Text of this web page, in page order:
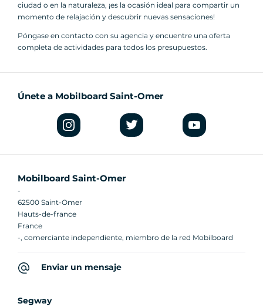
ciudad o en la naturaleza, ¡es la ocasión ideal para compartir un
momento de relajación y descubrir nuevas sensaciones!
Póngase en contacto con su agencia y encuentre una oferta
completa de actividades para todos los presupuestos.
Únete a Mobilboard Saint-Omer
Mobilboard Saint-Omer
-
62500 Saint-Omer
Hauts-de-france
France
-, comerciante independiente, miembro de la red Mobilboard
Enviar un mensaje
Segway